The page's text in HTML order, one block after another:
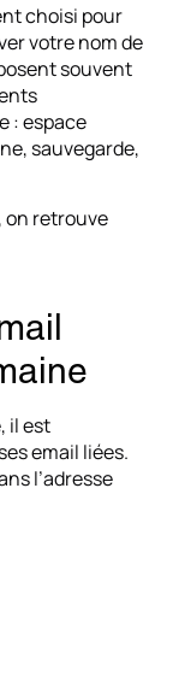
choisi pour
votre nom de
souvent
: espace
sauvegarde,
on retrouve
il est
email liées.
l’adresse